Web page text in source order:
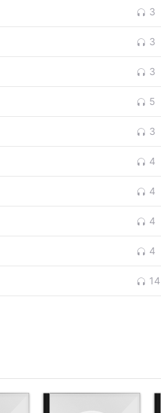
3
3
3
5
3
4
4
4
4
14